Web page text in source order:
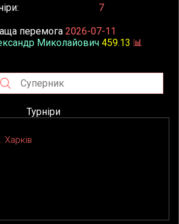
7
перемога 2026-07-11
Миколайович 459.13 📊
Турніри
Харків